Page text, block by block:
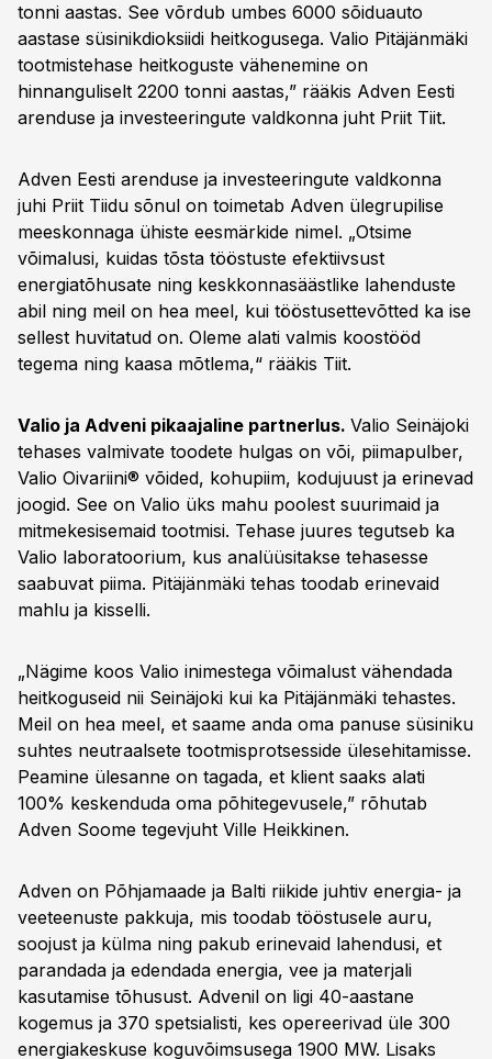
tonni aastas. See võrdub umbes 6000 sõiduauto
aastase süsinikdioksiidi heitkogusega. Valio Pitäjänmäki
tootmistehase heitkoguste vähenemine on
hinnanguliselt 2200 tonni aastas,” rääkis Adven Eesti
arenduse ja investeeringute valdkonna juht Priit Tiit.
Adven Eesti arenduse ja investeeringute valdkonna
juhi Priit Tiidu sõnul on toimetab Adven ülegrupilise
meeskonnaga ühiste eesmärkide nimel. „Otsime
võimalusi, kuidas tõsta tööstuste efektiivsust
energiatõhusate ning keskkonnasäästlike lahenduste
abil ning meil on hea meel, kui tööstusettevõtted ka ise
sellest huvitatud on. Oleme alati valmis koostööd
tegema ning kaasa mõtlema,“ rääkis Tiit.
Valio ja Adveni pikaajaline partnerlus. Valio Seinäjoki
tehases valmivate toodete hulgas on või, piimapulber,
Valio Oivariini® võided, kohupiim, kodujuust ja erinevad
joogid. See on Valio üks mahu poolest suurimaid ja
mitmekesisemaid tootmisi. Tehase juures tegutseb ka
Valio laboratoorium, kus analüüsitakse tehasesse
saabuvat piima. Pitäjänmäki tehas toodab erinevaid
mahlu ja kisselli.
„Nägime koos Valio inimestega võimalust vähendada
heitkoguseid nii Seinäjoki kui ka Pitäjänmäki tehastes.
Meil on hea meel, et saame anda oma panuse süsiniku
suhtes neutraalsete tootmisprotsesside ülesehitamisse.
Peamine ülesanne on tagada, et klient saaks alati
100% keskenduda oma põhitegevusele,” rõhutab
Adven Soome tegevjuht Ville Heikkinen.
Adven on Põhjamaade ja Balti riikide juhtiv energia- ja
veeteenuste pakkuja, mis toodab tööstusele auru,
soojust ja külma ning pakub erinevaid lahendusi, et
parandada ja edendada energia, vee ja materjali
kasutamise tõhusust. Advenil on ligi 40-aastane
kogemus ja 370 spetsialisti, kes opereerivad üle 300
energiakeskuse koguvõimsusega 1900 MW. Lisaks